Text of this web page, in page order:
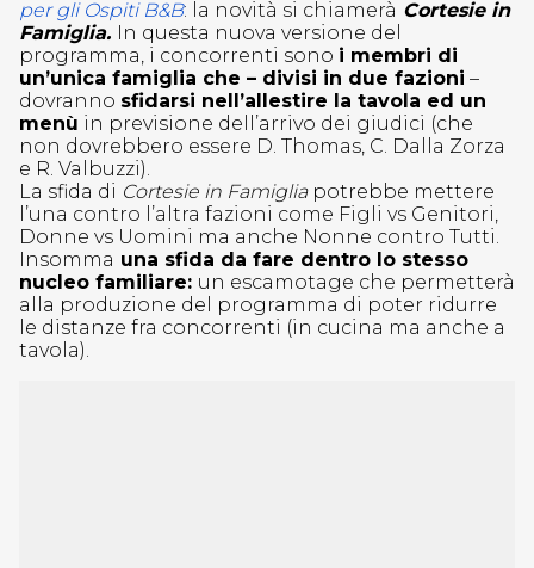
per gli Ospiti B&B: la novità si chiamerà Cortesie in
Famiglia. In questa nuova versione del
programma, i concorrenti sono i membri di
un’unica famiglia che – divisi in due fazioni –
dovranno sfidarsi nell’allestire la tavola ed un
menù in previsione dell’arrivo dei giudici (che
non dovrebbero essere D. Thomas, C. Dalla Zorza
e R. Valbuzzi).
La sfida di Cortesie in Famigliapotrebbe mettere
l’una contro l’altra fazioni come Figli vs Genitori,
Donne vs Uomini ma anche Nonne contro Tutti.
Insomma una sfida da fare dentro lo stesso
nucleo familiare: un escamotage che permetterà
alla produzione del programma di poter ridurre
le distanze fra concorrenti (in cucina ma anche a
tavola).